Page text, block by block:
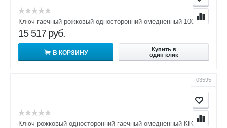
Ключ гаечный рожковый односторонний омедненный 100 КГО
15 517 руб.
В КОРЗИНУ
Купить в
один клик
03595
Ключ рожковый односторонний гаечный омедненный КГО 105